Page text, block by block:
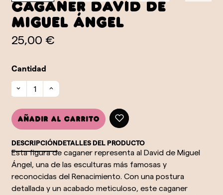
Caganer David de
Miguel Ángel
25,00 €
Cantidad
Añadir al carrito
DESCRIPCIÓNDETALLES DEL PRODUCTO
Esta figura de caganer representa al David de Miguel
Ángel, una de las esculturas más famosas y
reconocidas del Renacimiento. Con una postura
detallada y un acabado meticuloso, este caganer